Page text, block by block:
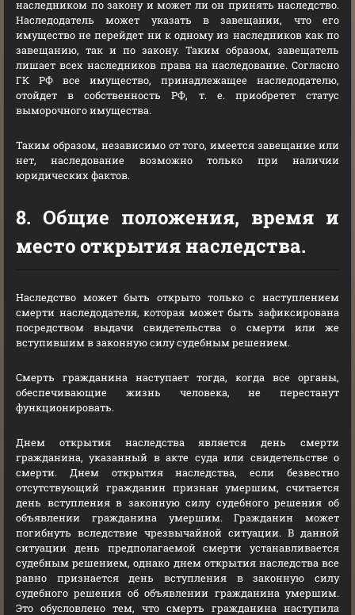
наследником по закону и может ли он принять наследство.
Наследодатель может указать в завещании, что его
имущество не перейдет ни к одному из наследников как по
завещанию, так и по закону. Таким образом, завещатель
лишает всех наследников права на наследование. Согласно
ГК РФ все имущество, принадлежащее наследодателю,
отойдет в собственность РФ, т. е. приобретет статус
выморочного имущества.
Таким образом, независимо от того, имеется завещание или
нет, наследование возможно только при наличии
юридических фактов.
8. Общие положения, время и
место открытия наследства.
Наследство может быть открыто только с наступлением
смерти наследодателя, которая может быть зафиксирована
посредством выдачи свидетельства о смерти или же
вступившим в законную силу судебным решением.
Смерть гражданина наступает тогда, когда все органы,
обеспечивающие жизнь человека, не перестанут
функционировать.
Днем открытия наследства является день смерти
гражданина, указанный в акте суда или свидетельстве о
смерти. Днем открытия наследства, если безвестно
отсутствующий гражданин признан умершим, считается
день вступления в законную силу судебного решения об
объявлении гражданина умершим. Гражданин может
погибнуть вследствие чрезвычайной ситуации. В данной
ситуации день предполагаемой смерти устанавливается
судебным решением, однако днем открытия наследства все
равно признается день вступления в законную силу
судебного решения об объявлении гражданина умершим.
Это обусловлено тем, что смерть гражданина наступила